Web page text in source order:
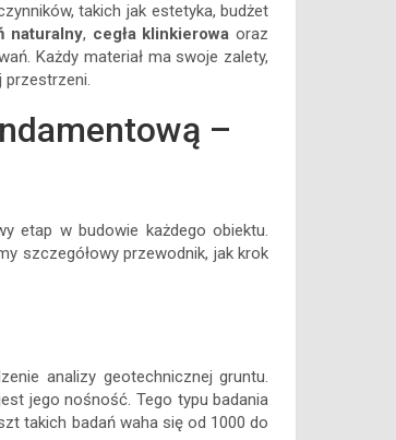
takich jak estetyka, budżet
naturalny, cegła klinkierowa oraz
Każdy materiał ma swoje zalety,
przestrzeni.
–
etap w budowie każdego obiektu.
szczegółowy przewodnik, jak krok
analizy geotechnicznej gruntu.
jego nośność. Tego typu badania
takich badań waha się od 1000 do